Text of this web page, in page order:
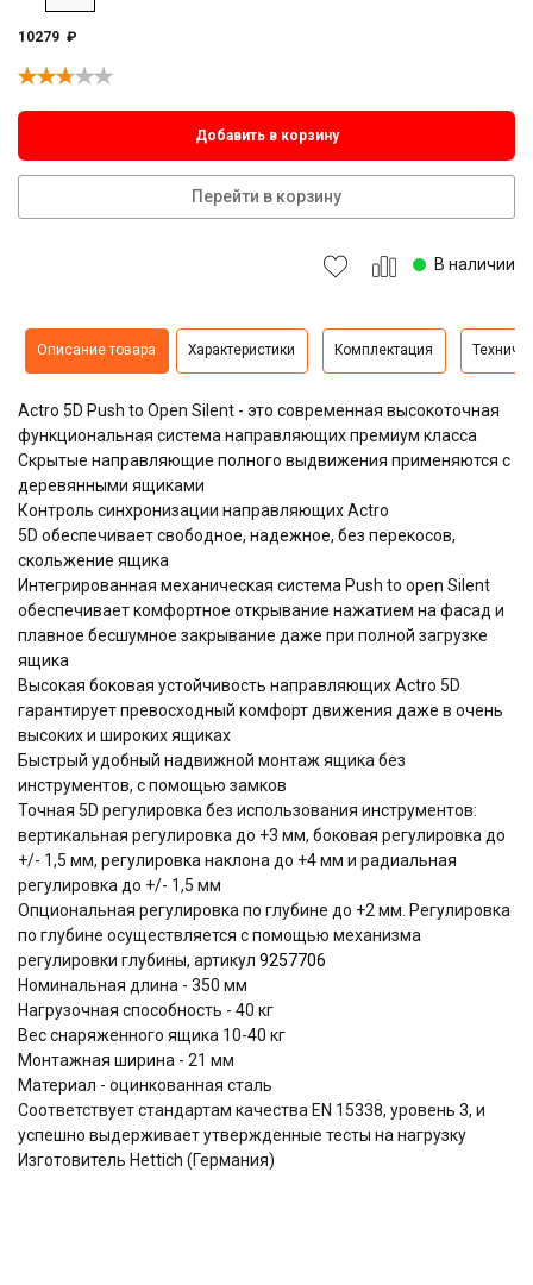
10279 ₽
Добавить в корзину
Перейти в корзину
В наличии
Описание товара Характеристики Комплектация
Actro 5D Push to Open Silent - это современная высокоточная
функциональная система направляющих премиум класса
Скрытые направляющие полного выдвижения применяются с
деревянными ящиками
Контроль синхронизации направляющих Actro
5D обеспечивает свободное, надежное, без перекосов,
скольжение ящика
Интегрированная механическая система Push to open Silent
обеспечивает комфортное открывание нажатием на фасад и
плавное бесшумное закрывание даже при полной загрузке
ящика
Высокая боковая устойчивость направляющих Actro 5D
гарантирует превосходный комфорт движения даже в очень
высоких и широких ящиках
Быстрый удобный надвижной монтаж ящика без
инструментов, с помощью замков
Точная 5D регулировка без использования инструментов:
вертикальная регулировка до +3 мм, боковая регулировка до
+/- 1,5 мм, регулировка наклона до +4 мм и радиальная
регулировка до +/- 1,5 мм
Опциональная регулировка по глубине до +2 мм. Регулировка
по глубине осуществляется с помощью механизма
регулировки глубины, артикул 9257706
Номинальная длина - 350 мм
Нагрузочная способность - 40 кг
Вес снаряженного ящика 10-40 кг
Монтажная ширина - 21 мм
Материал - оцинкованная сталь
Соответствует стандартам качества EN 15338, уровень 3, и
успешно выдерживает утвержденные тесты на нагрузку
Изготовитель Hettich (Германия)